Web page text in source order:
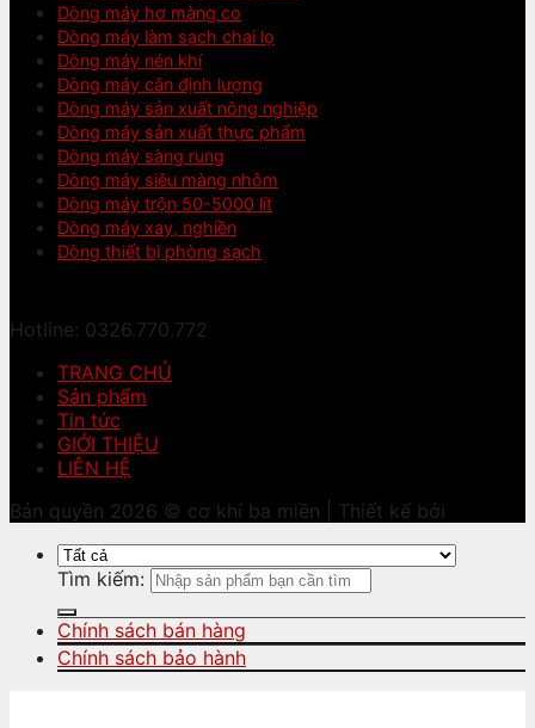
Dòng máy hơ màng co
Dòng máy làm sạch chai lọ
Dòng máy nén khí
Dòng máy cân định lượng
Dòng máy sản xuất nông nghiệp
Dòng máy sản xuất thực phẩm
Dòng máy sàng rung
Dòng máy siêu màng nhôm
Dòng máy trộn 50-5000 lít
Dòng máy xay, nghiền
Dòng thiết bị phòng sạch
Hotline: 0326.770.772
TRANG CHỦ
Sản phẩm
Tin tức
GIỚI THIỆU
LIÊN HỆ
Bản quyền 2026 © cơ khí ba miền | Thiết kế bởi
Tìm kiếm:
Chính sách bán hàng
Chính sách bảo hành